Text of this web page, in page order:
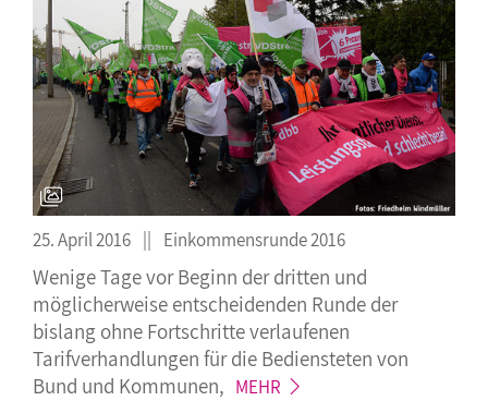
25. April 2016 Einkommensrunde 2016
Wenige Tage vor Beginn der dritten und
möglicherweise entscheidenden Runde der
bislang ohne Fortschritte verlaufenen
Tarifverhandlungen für die Bediensteten von
Bund und Kommunen, MEHR